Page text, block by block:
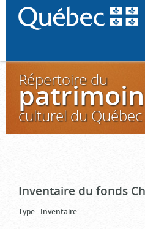
Répertoire du
culturel du Québec
Inventaire du fonds
Type : Inventaire